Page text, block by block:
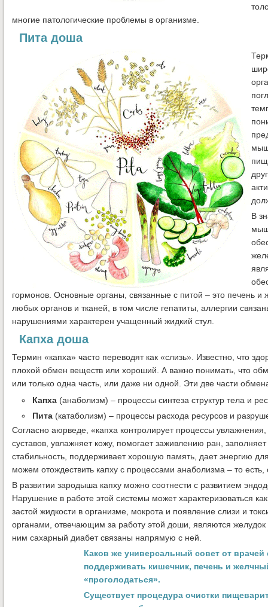
многие патологические проблемы в организме.
Пита доша
В
гормонов. Основные органы, связанные с питой – это печень
любых органов и тканей, в том числе гепатиты, аллергии
нарушениями характерен учащенный жидкий стул.
Капха доша
Термин «капха» часто переводят как «слизь». Известно, что
плохой обмен веществ или хороший. А важно понимать, что
или только одна часть, или даже ни одной. Эти две части
Капха (анаболизм) – процессы синтеза структур тела и
Пита (катаболизм) – процессы расхода ресурсов и
Согласно аюрведе, «капха контролирует процессы
суставов, увлажняет кожу, помогает заживлению ран,
стабильность, поддерживает хорошую память, дает энергию
можем отождествить капху с процессами анаболизма – то есть,
В развитии зародыша капху можно соотнести с развитием
Нарушение в работе этой системы может характеризоваться
застой жидкости в организме, мокрота и появление слизи и
органами, отвечающим за работу этой доши, являются
ним сахарный диабет связаны напрямую с ней.
Каков же универсальный совет от
поддерживать кишечник, печень и
«проголодаться».
Существует процедура очистки